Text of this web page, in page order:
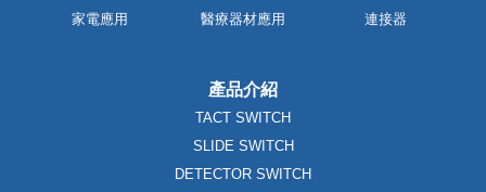
家電應用
醫療器材應用 連接器
產品介紹
TACT SWITCH
SLIDE SWITCH
DETECTOR SWITCH